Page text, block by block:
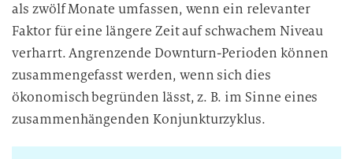
als zwölf Monate umfassen, wenn ein relevanter
Faktor für eine längere Zeit auf schwachem Niveau
verharrt. Angrenzende Downturn-Perioden können
zusammengefasst werden, wenn sich dies
ökonomisch begründen lässt, z. B. im Sinne eines
zusammenhängenden Konjunkturzyklus.